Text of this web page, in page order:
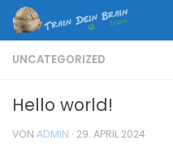
Unter dem Inhalt
UNCATEGORIZED
Hello world!
VON ADMIN · 29. APRIL 2024